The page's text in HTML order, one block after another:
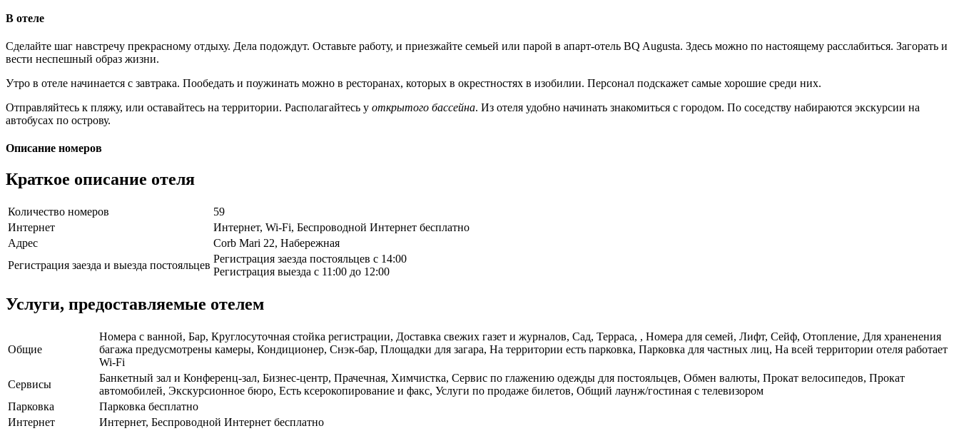
В отеле
Сделайте шаг навстречу прекрасному отдыху. Дела подождут. Оставьте работу, и приезжайте семьей или парой в апарт-отель BQ Augusta. Здесь можно по настоящему расслабиться. Загорать и
вести неспешный образ жизни.
Утро в отеле начинается с завтрака. Пообедать и поужинать можно в ресторанах, которых в окрестностях в изобилии. Персонал подскажет самые хорошие среди них.
Отправляйтесь к пляжу, или оставайтесь на территории. Располагайтесь у открытого бассейна. Из отеля удобно начинать знакомиться с городом. По соседству набираются экскурсии на
автобусах по острову.
Описание номеров
Краткое описание отеля
Количество номеров
59
Интернет
Интернет, Wi-Fi, Беспроводной Интернет бесплатно
Адрес
Corb Mari 22, Набережная
Регистрация заезда и выезда постояльцев
Регистрация заезда постояльцев с 14:00
Регистрация выезда с 11:00 до 12:00
Услуги, предоставляемые отелем
Общие
Номера с ванной, Бар, Круглосуточная стойка регистрации, Доставка свежих газет и журналов, Сад, Терраса, , Номера для семей, Лифт, Сейф, Отопление, Для храненения
багажа предусмотрены камеры, Кондиционер, Снэк-бар, Площадки для загара, На территории есть парковка, Парковка для частных лиц, На всей территории отеля работает
Wi-Fi
Сервисы
Банкетный зал и Конференц-зал, Бизнес-центр, Прачечная, Химчистка, Сервис по глажению одежды для постояльцев, Обмен валюты, Прокат велосипедов, Прокат
автомобилей, Экскурсионное бюро, Есть ксерокопирование и факс, Услуги по продаже билетов, Общий лаунж/гостиная с телевизором
Парковка
Парковка бесплатно
Интернет
Интернет, Беспроводной Интернет бесплатно